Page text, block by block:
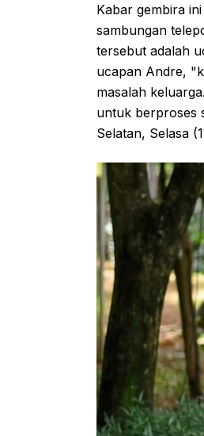
Kabar gembira
sambungan
tersebut adalah
ucapan Andre,
masalah
untuk berproses
Selatan, Selasa